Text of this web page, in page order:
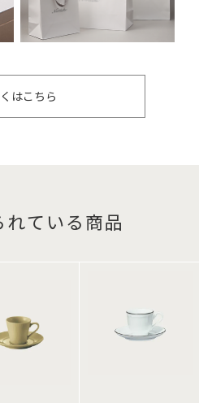
はこちら
ている商品